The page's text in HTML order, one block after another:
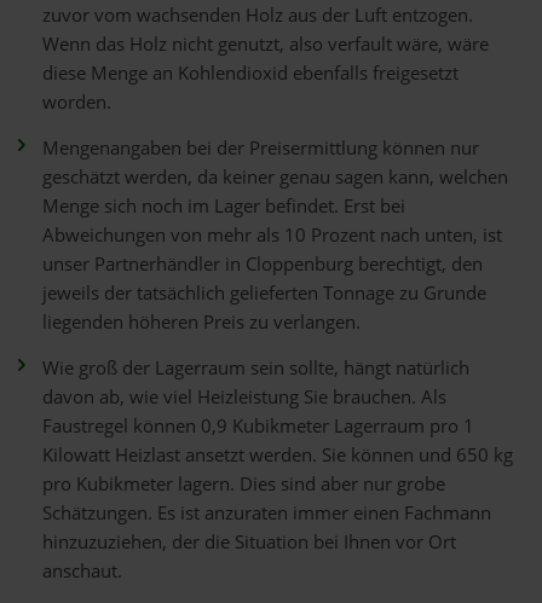
zuvor vom wachsenden Holz aus der Luft entzogen.
Wenn das Holz nicht genutzt, also verfault wäre, wäre
diese Menge an Kohlendioxid ebenfalls freigesetzt
worden.
Mengenangaben bei der Preisermittlung können nur
geschätzt werden, da keiner genau sagen kann, welchen
Menge sich noch im Lager befindet. Erst bei
Abweichungen von mehr als 10 Prozent nach unten, ist
unser Partnerhändler in Cloppenburg berechtigt, den
jeweils der tatsächlich gelieferten Tonnage zu Grunde
liegenden höheren Preis zu verlangen.
Wie groß der Lagerraum sein sollte, hängt natürlich
davon ab, wie viel Heizleistung Sie brauchen. Als
Faustregel können 0,9 Kubikmeter Lagerraum pro 1
Kilowatt Heizlast ansetzt werden. Sie können und 650 kg
pro Kubikmeter lagern. Dies sind aber nur grobe
Schätzungen. Es ist anzuraten immer einen Fachmann
hinzuzuziehen, der die Situation bei Ihnen vor Ort
anschaut.